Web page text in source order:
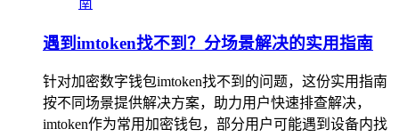
遇到imtoken找不到？分场景解决的实用指南
针对加密数字钱包imtoken找不到的问题，这份实用指南
按不同场景提供解决方案，助力用户快速排查解决，
imtoken作为常用加密钱包，部分用户可能遇到设备内找